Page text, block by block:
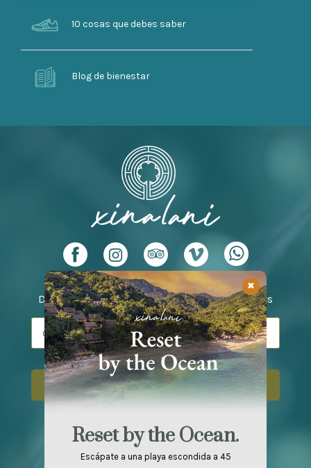
10 cosas que debes saber
Blog de bienestar
Déjanos tu correo para mandarte promociones
2025 DERECHOS RESERVADOS
Reset by the Ocean.
Escápate a una playa escondida a 45
✖